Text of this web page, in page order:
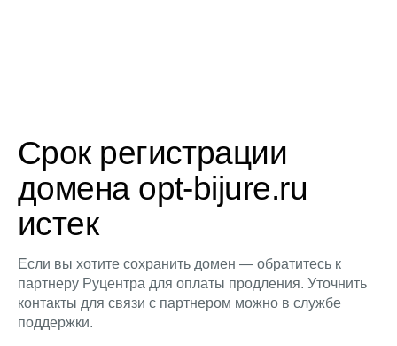
Срок регистрации
домена opt-bijure.ru
истек
Если вы хотите сохранить домен — обратитесь к
партнеру Руцентра для оплаты продления. Уточнить
контакты для связи с партнером можно в службе
поддержки.